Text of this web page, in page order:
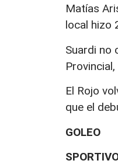
Matías
local hizo
Suardi no
El Rojo
que el
GOLEO